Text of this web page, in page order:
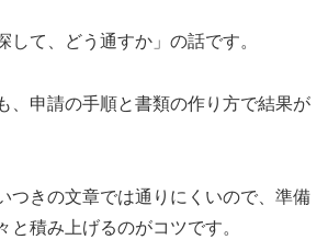
して、どう通すか」の話です。
、申請の手順と書類の作り方で結果が
つきの文章では通りにくいので、準備
と積み上げるのがコツです。